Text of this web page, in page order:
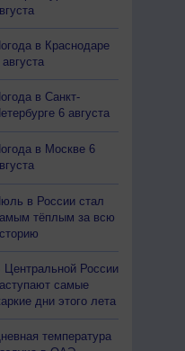
Ночь
761
54
З
+28
761
+25
66
+26
760
+33
40
+33
в Краснодаре
августа
в Санкт-
6 августа
в Москве 6
в России стал
тёплым за всю
Центральной России
самые
дни этого лета
температура